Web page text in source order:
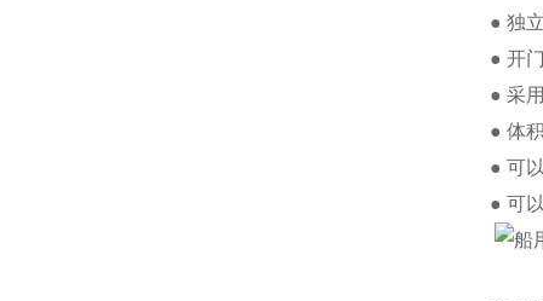
● 独
● 开
● 采
● 体
● 可
● 可